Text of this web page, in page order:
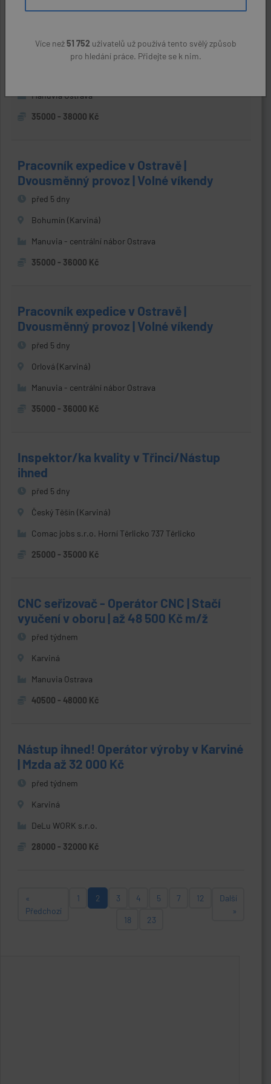
Manuvia Ostrava
35000 - 38000 Kč
Pracovník expedice v Ostravě |
Dvousměnný provoz | Volné víkendy
před 5 dny
Bohumín (Karviná)
Manuvia - centrální nábor Ostrava
35000 - 36000 Kč
Pracovník expedice v Ostravě |
Dvousměnný provoz | Volné víkendy
před 5 dny
Orlová (Karviná)
Manuvia - centrální nábor Ostrava
35000 - 36000 Kč
Inspektor/ka kvality v Třinci/Nástup
ihned
před 5 dny
Český Těšín (Karviná)
Comac jobs s.r.o. Horní Těrlicko 737 Těrlicko
25000 - 35000 Kč
CNC seřizovač - Operátor CNC | Stačí
vyučení v oboru | až 48 500 Kč m/ž
před týdnem
Karviná
Manuvia Ostrava
40500 - 48000 Kč
Nástup ihned! Operátor výroby v Karviné
| Mzda až 32 000 Kč
před týdnem
Karviná
DeLu WORK s.r.o.
28000 - 32000 Kč
«
Předchozí
1 2 3 4 5 7 12
18 23
Další
»
Více než51 752 uživatelů už používá tento svělý způsob
pro hledání práce. Přidejte se k nim.